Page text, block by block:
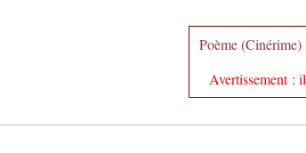
Poème
Avertissement :